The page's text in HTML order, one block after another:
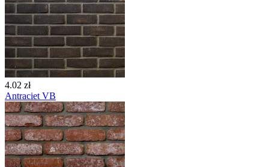
4.02 zł
Antraciet VB